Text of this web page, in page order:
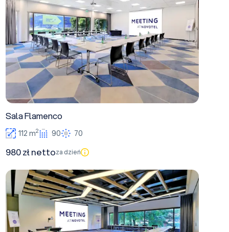
Sala Flamenco
112 m2 90 70
980 zł nettoza dzień
Jazz